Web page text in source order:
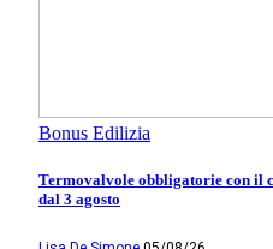
Bonus Edilizia
Termovalvole obbligatorie con il
dal 3 agosto